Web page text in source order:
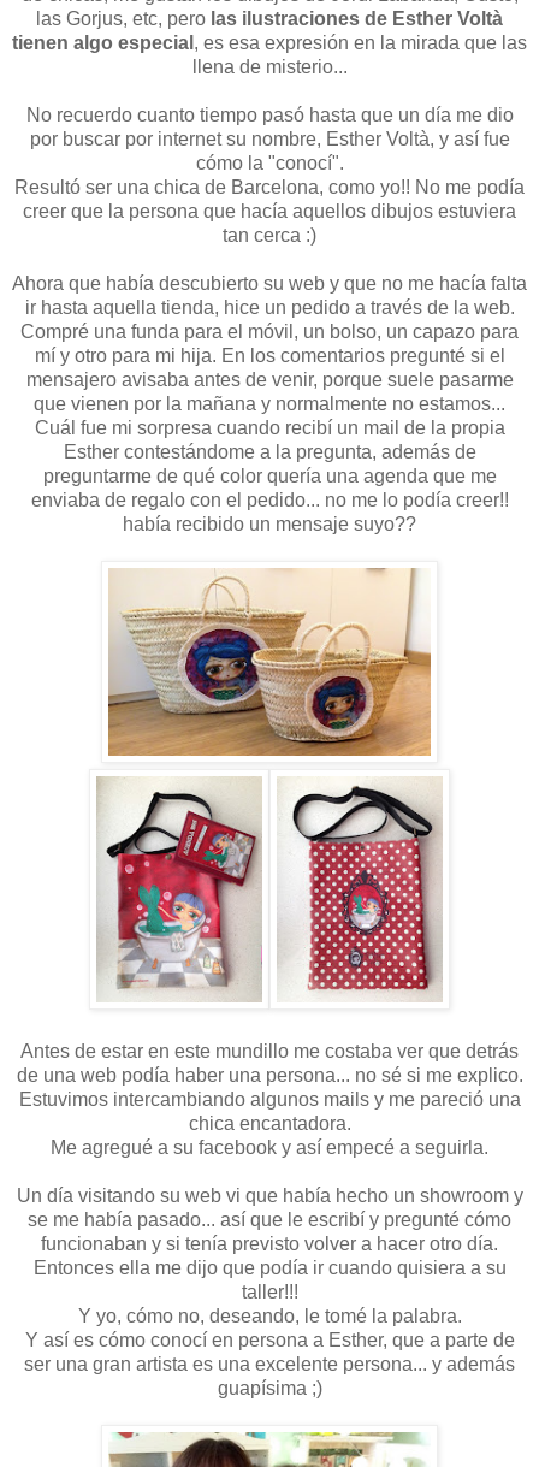
las Gorjus, etc, pero las ilustraciones de Esther Voltà
tienen algo especial , es esa expresión en la mirada que las
llena de misterio...
No recuerdo cuanto tiempo pasó hasta que un día me dio
por buscar por internet su nombre, Esther Voltà, y así fue
cómo la "conocí".
Resultó ser una chica de Barcelona, como yo!! No me podía
creer que la persona que hacía aquellos dibujos estuviera
tan cerca :)
Ahora que había descubierto su web y que no me hacía falta
ir hasta aquella tienda, hice un pedido a través de la web.
Compré una funda para el móvil, un bolso, un capazo para
mí y otro para mi hija. En los comentarios pregunté si el
mensajero avisaba antes de venir, porque suele pasarme
que vienen por la mañana y normalmente no estamos...
Cuál fue mi sorpresa cuando recibí un mail de la propia
Esther contestándome a la pregunta, además de
preguntarme de qué color quería una agenda que me
enviaba de regalo con el pedido... no me lo podía creer!!
había recibido un mensaje suyo??
Antes de estar en este mundillo me costaba ver que detrás
de una web podía haber una persona... no sé si me explico.
Estuvimos intercambiando algunos mails y me pareció una
chica encantadora.
Me agregué a su facebook y así empecé a seguirla.
Un día visitando su web vi que había hecho un showroom y
se me había pasado... así que le escribí y pregunté cómo
funcionaban y si tenía previsto volver a hacer otro día.
Entonces ella me dijo que podía ir cuando quisiera a su
taller!!!
Y yo, cómo no, deseando, le tomé la palabra.
Y así es cómo conocí en persona a Esther, que a parte de
ser una gran artista es una excelente persona... y además
guapísima ;)